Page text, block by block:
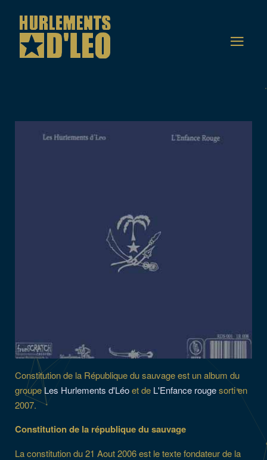
Constitution de la République du sauvage est un album du
groupeLes Hurlements d'Léoet de L'Enfance rougesorti en
2007.
Constitution de la république du sauvage
La constitution du 21 Aout 2006 est le texte fondateur de la